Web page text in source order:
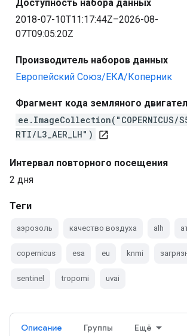
Доступность набора данных
2018-07-10T11:17:44Z–2026-08-
07T09:05:20Z
Производитель наборов данных
Европейский Союз/ЕКА/Коперник
Фрагмент кода земляного
ee.ImageCollection("COPERNICUS/
RTI/L3_AER_LH")
open_in_new
Интервал повторного посещения
2 дня
Теги
аэрозоль качество воздуха alh
copernicus esa eu knmi
sentinel tropomi uvai
Описание Группы Ещё